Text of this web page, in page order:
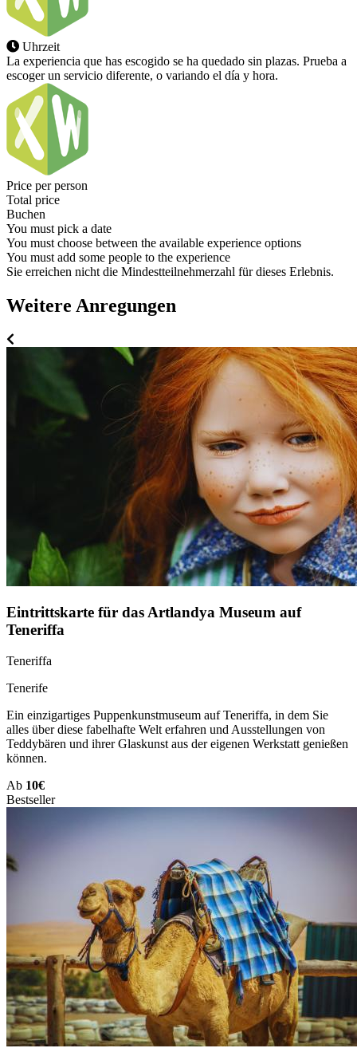
Uhrzeit
La experiencia que has escogido se ha quedado sin plazas. Prueba a
escoger un servicio diferente, o variando el día y hora.
Price per person
Total price
Buchen
You must pick a date
You must choose between the available experience options
You must add some people to the experience
Sie erreichen nicht die Mindestteilnehmerzahl für dieses Erlebnis.
Weitere Anregungen
Eintrittskarte für das Artlandya Museum auf
Teneriffa
Teneriffa
Tenerife
Ein einzigartiges Puppenkunstmuseum auf Teneriffa, in dem Sie
alles über diese fabelhafte Welt erfahren und Ausstellungen von
Teddybären und ihrer Glaskunst aus der eigenen Werkstatt genießen
können.
Ab 10€
Bestseller